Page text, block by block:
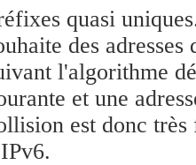
quasi
des
l'algorithme
et une
est donc très